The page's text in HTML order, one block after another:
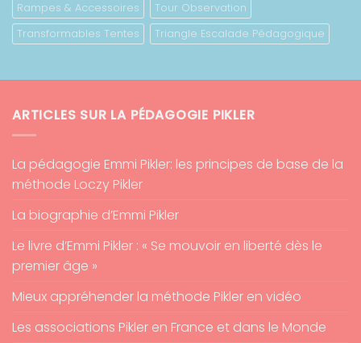
Rampes & Accessoires
Tour Observation
Transformables Tentes
Triangle Escalade Pédagogique
ARTICLES SUR LA PÉDAGOGIE PIKLER
La pédagogie Emmi Pikler: les principes de base de la
méthode Loczy Pikler
La biographie d’Emmi Pikler
Le livre d’Emmi Pikler : « Se mouvoir en liberté dès le
premier âge »
Mieux appréhender la méthode Pikler en vidéo
Les associations Pikler en France et dans le Monde